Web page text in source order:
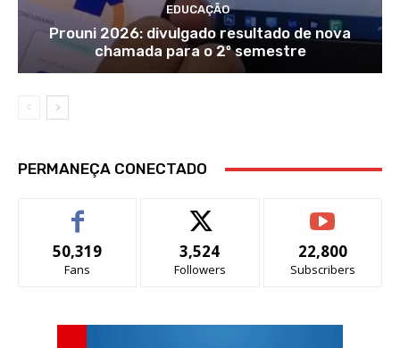
EDUCAÇÃO
Prouni 2026: divulgado resultado de nova
chamada para o 2º semestre
PERMANEÇA CONECTADO
50,319
Fans
3,524
Followers
22,800
Subscribers